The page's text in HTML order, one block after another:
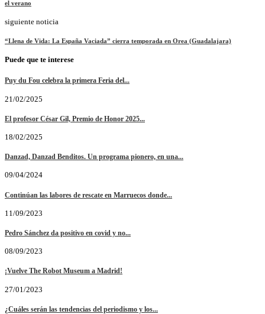
el verano
siguiente noticia
“Llena de Vida: La España Vaciada” cierra temporada en Orea (Guadalajara)
Puede que te interese
Puy du Fou celebra la primera Feria del...
21/02/2025
El profesor César Gil, Premio de Honor 2025...
18/02/2025
Danzad, Danzad Benditos. Un programa pionero, en una...
09/04/2024
Continúan las labores de rescate en Marruecos donde...
11/09/2023
Pedro Sánchez da positivo en covid y no...
08/09/2023
¡Vuelve The Robot Museum a Madrid!
27/01/2023
¿Cuáles serán las tendencias del periodismo y los...